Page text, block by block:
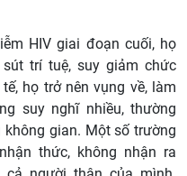
HIV giai đoạn cuối, họ
trí tuệ, suy giảm chức
họ trở nên vụng về, làm
suy nghĩ nhiều, thường
gian. Một số trường
thức, không nhận ra